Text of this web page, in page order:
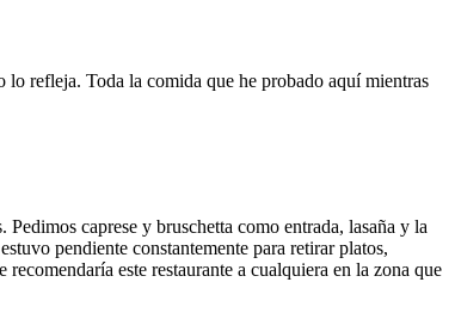
refleja. Toda la comida que he probado aquí mientras
caprese y bruschetta como entrada, lasaña y la
pendiente constantemente para retirar platos,
este restaurante a cualquiera en la zona que